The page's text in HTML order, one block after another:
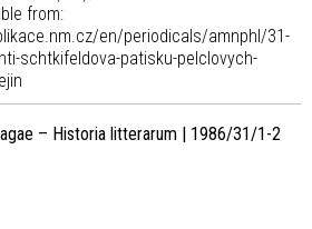
from:
en/periodicals/amnphl/31-
schtkifeldova-patisku-pelclovych-
– Historia litterarum | 1986/31/1-2